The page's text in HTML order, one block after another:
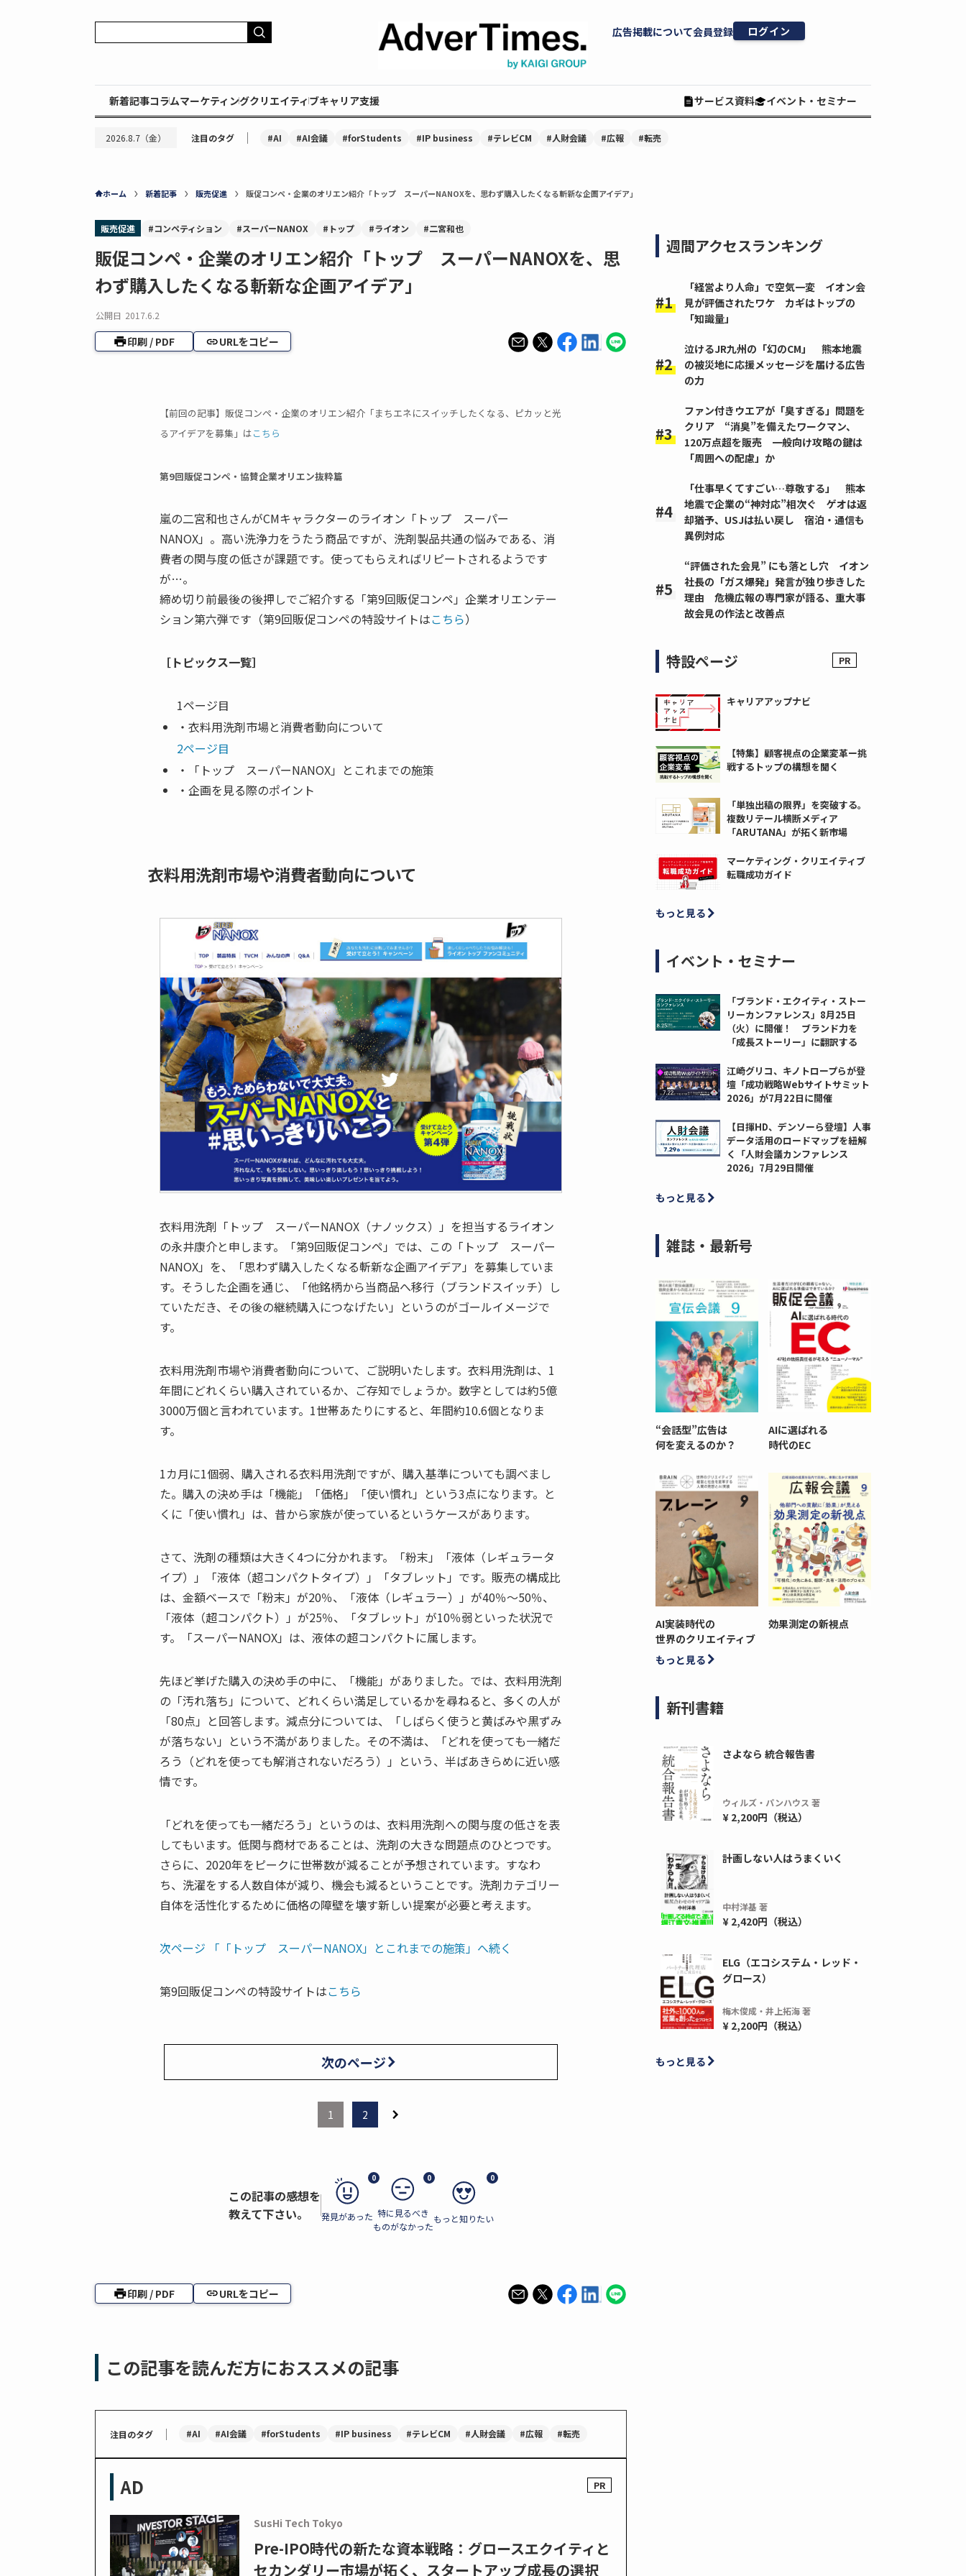
広告掲載について会員登録 ログイン
新着記事コラムマーケティングクリエイティブキャリア支援 サービス資料 イベント・セミナー
2026.8.7（金） 注目のタグ ｜ #AI #AI会議 #forStudents #IP business #テレビCM #人財会議 #広報 #転売
ホーム 新着記事 販売促進 販促コンペ・企業のオリエン紹介「トップ スーパーNANOXを、思わず購入したくなる斬新な企画アイデア」
販売促進 #コンペティション #スーパーNANOX #トップ #ライオン #二宮和也
販促コンペ・企業のオリエン紹介「トップ スーパーNANOXを、思
わず購入したくなる斬新な企画アイデア」
公開日 2017.6.2
印刷 / PDF URLをコピー
【前回の記事】販促コンペ・企業のオリエン紹介「まちエネにスイッチしたくなる、ピカッと光
るアイデアを募集」はこちら
第9回販促コンペ・協賛企業オリエン抜粋篇
嵐の二宮和也さんがCMキャラクターのライオン「トップ スーパー
NANOX」。高い洗浄力をうたう商品ですが、洗剤製品共通の悩みである、消
費者の関与度の低さが課題です。使ってもらえればリピートされるようです
が…。
締め切り前最後の後押しでご紹介する「第9回販促コンペ」企業オリエンテー
ション第六弾です（第9回販促コンペの特設サイトはこちら）
［トピックス一覧］
1ページ目
・衣料用洗剤市場と消費者動向について
2ページ目
・「トップ スーパーNANOX」とこれまでの施策
・企画を見る際のポイント
衣料用洗剤市場や消費者動向について
衣料用洗剤「トップ スーパーNANOX（ナノックス）」を担当するライオン
の永井康介と申します。「第9回販促コンペ」では、この「トップ スーパー
NANOX」を、「思わず購入したくなる斬新な企画アイデア」を募集していま
す。そうした企画を通じ、「他銘柄から当商品へ移行（ブランドスイッチ）し
ていただき、その後の継続購入につなげたい」というのがゴールイメージで
す。
衣料用洗剤市場や消費者動向について、ご説明いたします。衣料用洗剤は、1
年間にどれくらい購入されているか、ご存知でしょうか。数字としては約5億
3000万個と言われています。1世帯あたりにすると、年間約10.6個となりま
す。
1カ月に1個弱、購入される衣料用洗剤ですが、購入基準についても調べまし
た。購入の決め手は「機能」「価格」「使い慣れ」という3点になります。と
くに「使い慣れ」は、昔から家族が使っているというケースがあります。
さて、洗剤の種類は大きく4つに分かれます。「粉末」「液体（レギュラータ
イプ）」「液体（超コンパクトタイプ）」「タブレット」です。販売の構成比
は、金額ベースで「粉末」が20％、「液体（レギュラー）」が40％～50％、
「液体（超コンパクト）」が25％、「タブレット」が10％弱といった状況で
す。「スーパーNANOX」は、液体の超コンパクトに属します。
先ほど挙げた購入の決め手の中に、「機能」がありました。では、衣料用洗剤
の「汚れ落ち」について、どれくらい満足しているかを尋ねると、多くの人が
「80点」と回答します。減点分については、「しばらく使うと黄ばみや黒ずみ
が落ちない」という不満がありました。その不満は、「どれを使っても一緒だ
ろう（どれを使っても解消されないだろう）」という、半ばあきらめに近い感
情です。
「どれを使っても一緒だろう」というのは、衣料用洗剤への関与度の低さを表
してもいます。低関与商材であることは、洗剤の大きな問題点のひとつです。
さらに、2020年をピークに世帯数が減ることが予想されています。すなわ
ち、洗濯をする人数自体が減り、機会も減るということです。洗剤カテゴリー
自体を活性化するために価格の障壁を壊す新しい提案が必要と考えます。
次ページ 「「トップ スーパーNANOX」とこれまでの施策」へ続く
第9回販促コンペの特設サイトはこちら
次のページ
1 2
この記事の感想を
教えて下さい。
0
発見があった
0
特に見るべき
ものがなかった
0
もっと知りたい
印刷 / PDF URLをコピー
この記事を読んだ方におススメの記事
注目のタグ ｜ #AI #AI会議 #forStudents #IP business #テレビCM #人財会議 #広報 #転売
AD
SusHi Tech Tokyo
Pre-IPO時代の新たな資本戦略：グロースエクイティと
セカンダリー市場が拓く、スタートアップ成長の選択
週間アクセスランキング
「経営より人命」で空気一変 イオン会
見が評価されたワケ カギはトップの
「知識量」
泣けるJR九州の「幻のCM」 熊本地震
の被災地に応援メッセージを届ける広告
の力
ファン付きウエアが「臭すぎる」問題を
クリア “消臭”を備えたワークマン、
120万点超を販売 一般向け攻略の鍵は
「周囲への配慮」か
「仕事早くてすごい…尊敬する」 熊本
地震で企業の“神対応”相次ぐ ゲオは返
却猶予、USJは払い戻し 宿泊・通信も
異例対応
“評価された会見” にも落とし穴 イオン
社長の「ガス爆発」発言が独り歩きした
理由 危機広報の専門家が語る、重大事
故会見の作法と改善点
特設ページ
キャリアアップナビ
【特集】顧客視点の企業変革ー挑
戦するトップの構想を聞く
「単独出稿の限界」を突破する。
複数リテール横断メディア
「ARUTANA」が拓く新市場
マーケティング・クリエイティブ
転職成功ガイド
もっと見る
イベント・セミナー
「ブランド・エクイティ・ストー
リーカンファレンス」8月25日
（火）に開催！ ブランド力を
「成長ストーリー」に翻訳する
江崎グリコ、キノトロープらが登
壇「成功戦略Webサイトサミット
2026」が7月22日に開催
【日揮HD、デンソーら登壇】人事
データ活用のロードマップを紐解
く「人財会議カンファレンス
2026」7月29日開催
もっと見る
雑誌・最新号
“会話型”広告は
何を変えるのか？
AIに選ばれる
時代のEC
AI実装時代の
世界のクリエイティブ
効果測定の新視点
もっと見る
新刊書籍
さよなら 統合報告書
ウィルズ・パンハウス 著
¥ 2,200円（税込）
計画しない人はうまくいく
中村洋基 著
¥ 2,420円（税込）
ELG（エコシステム・レッド・
グロース）
梅木俊成・井上拓海 著
¥ 2,200円（税込）
もっと見る